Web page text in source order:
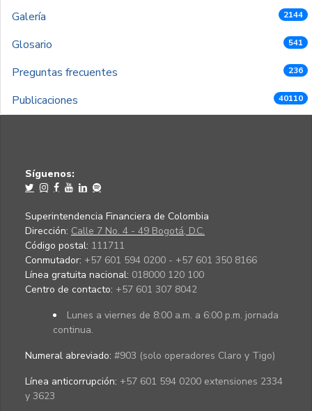
Galería 2144
Glosario 541
Preguntas frecuentes 236
Publicaciones 40110
Síguenos:
Superintendencia Financiera de Colombia
Dirección: Calle 7 No. 4 - 49 Bogotá, D.C.
Código postal: 111711
Conmutador: +57 601 594 0200 - +57 601 350 8166
Línea gratuita nacional: 018000 120 100
Centro de contacto: +57 601 307 8042
Lunes a viernes de 8:00 a.m. a 6:00 p.m. jornada
continua.
Numeral abreviado: #903 (solo operadores Claro y Tigo)
Línea anticorrupción: +57 601 594 0200 extensiones 2334
y 3623